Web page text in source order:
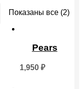
Показаны все (2)
Pears
1,950 ₽